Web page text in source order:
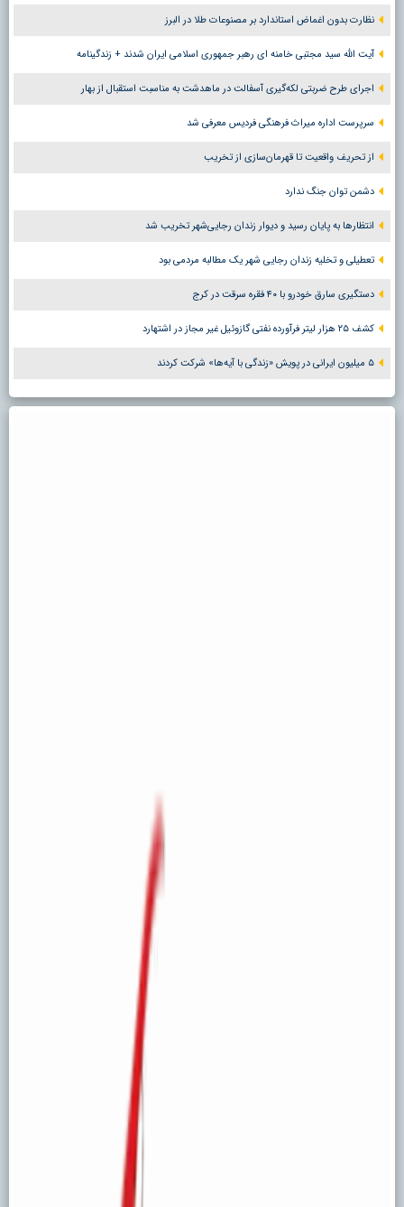
نظارت بدون اغماض استاندارد بر مصنوعات طلا در البرز
آیت الله سید مجتبی خامنه ای رهبر جمهوری اسلامی ایران شدند + زندگینامه
اجرای طرح ضربتی لکه‌گیری آسفالت در ماهدشت به مناسبت استقبال از بهار
سرپرست اداره میراث فرهنگی فردیس معرفی شد
از تحریف واقعیت تا قهرمان‌سازی از تخریب
دشمن توان جنگ ندارد
انتظارها به پایان رسید و دیوار زندان رجایی‌شهر تخریب شد
تعطیلی و تخلیه زندان رجایی شهر یک مطالبه مردمی بود
دستگیری سارق خودرو با ۴۰ فقره سرقت در کرج
کشف ۲۵ هزار لیتر فرآورده نفتی گازوئیل غیر مجاز در اشتهارد
۵ میلیون ایرانی در پویش «زندگی با آیه‌ها» شرکت کردند